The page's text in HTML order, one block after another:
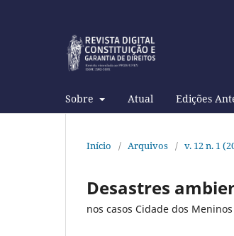
Sobre Atual Edições
Início / Arquivos / v. 12 n. 1
Desastres
nos casos Cidade dos Meninos